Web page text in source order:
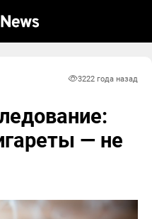
3222 года назад
— не